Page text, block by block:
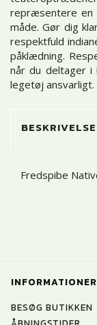
repræsentere en
måde. Gør dig
respektfuld
påklædning.
når du deltager i
legetøj ansvarligt.
BESKRIVELSE
Fredspibe
INFORMATIONER
BESØG BUTIKKEN